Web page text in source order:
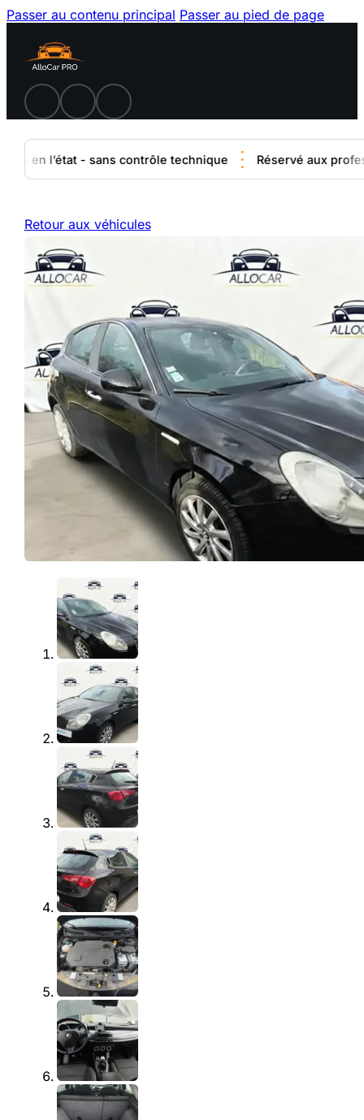
Passer au contenu principal Passer au pied de page
en l’état - sans contrôle technique Réservé aux
Retour aux véhicules